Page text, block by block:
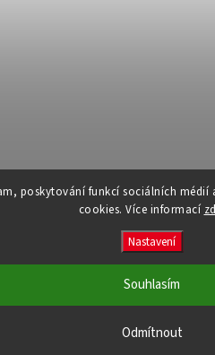
poskytování funkcí sociálních
cookies. Více informací
Nastavení
Odmítnout
Souhlasím